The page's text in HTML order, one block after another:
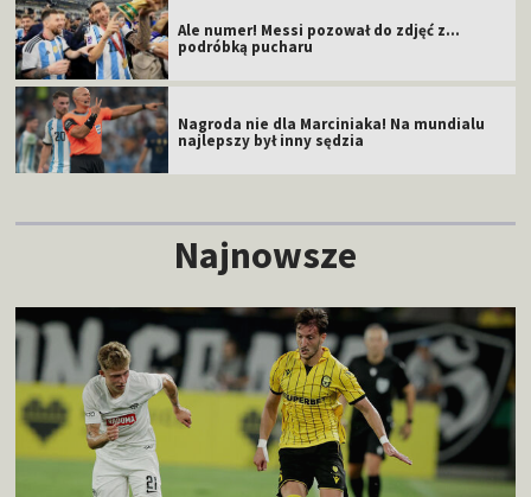
Ale numer! Messi pozował do zdjęć z...
podróbką pucharu
Nagroda nie dla Marciniaka! Na mundialu
najlepszy był inny sędzia
Najnowsze